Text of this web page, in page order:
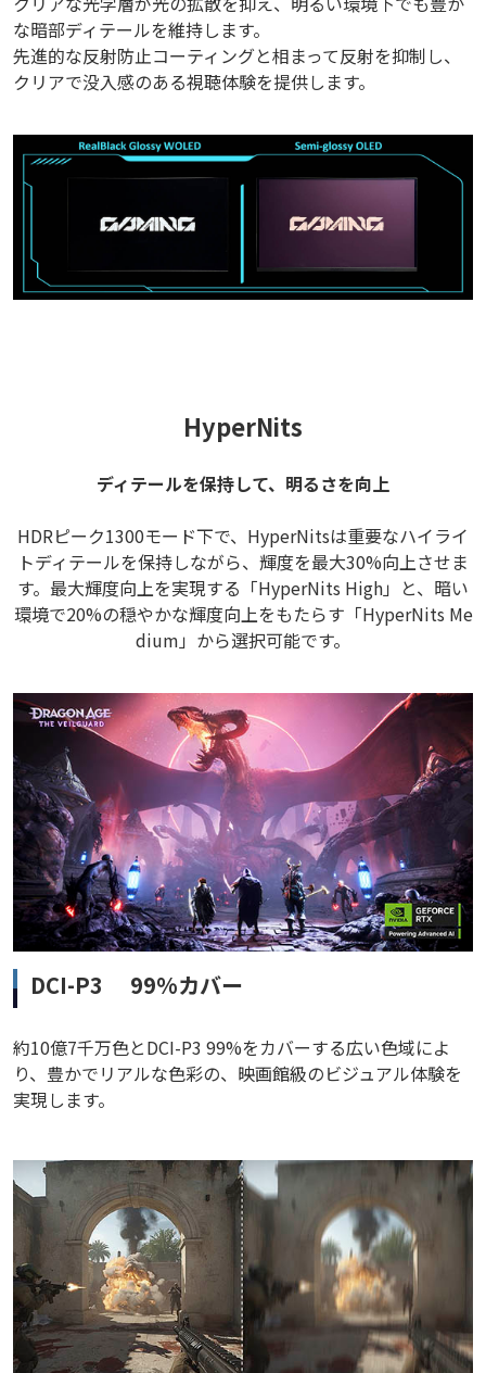
な暗部ディテールを維持します。
先進的な反射防止コーティングと相まって反射を抑制し、
クリアで没入感のある視聴体験を提供します。
HyperNits
ディテールを保持して、明るさを向上
HDRピーク1300モード下で、HyperNitsは重要なハイライ
トディテールを保持しながら、輝度を最大30%向上させま
す。最大輝度向上を実現する「HyperNits High」と、暗い
環境で20%の穏やかな輝度向上をもたらす「HyperNits Me
dium」から選択可能です。
DCI-P3 99%カバー
約10億7千万色とDCI-P3 99%をカバーする広い色域によ
り、豊かでリアルな色彩の、映画館級のビジュアル体験を
実現します。